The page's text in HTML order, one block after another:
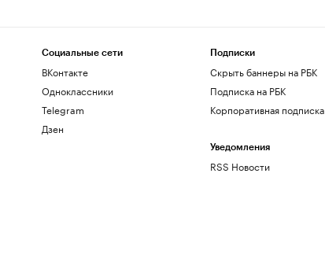
Социальные сети
ВКонтакте
Одноклассники
Telegram
Дзен
Подписки
Скрыть баннеры на РБК
Подписка на РБК
Корпоративная подписка
Уведомления
RSS Новости